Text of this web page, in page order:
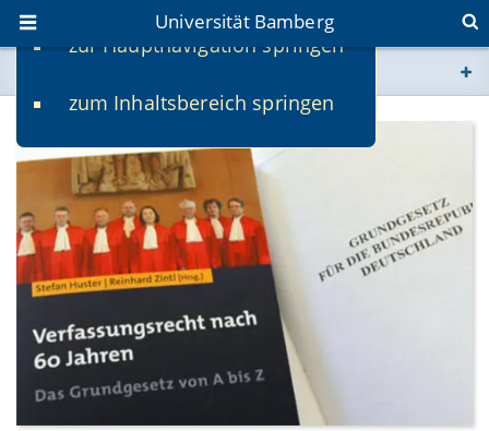
zur Hauptnavigation springen
zum Inhaltsbereich springen
Universität Bamberg
www.uni-bamberg.de
univis.uni-bamberg.de
fis.uni-bamberg.de